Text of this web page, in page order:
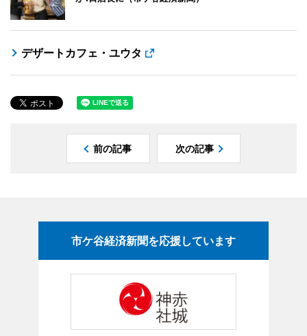
デザートカフェ・ユウタ
前の記事 次の記事
市ケ谷経済新聞を応援しています